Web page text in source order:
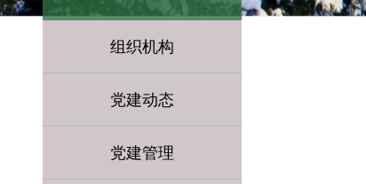
组织机构
党建动态
党建管理